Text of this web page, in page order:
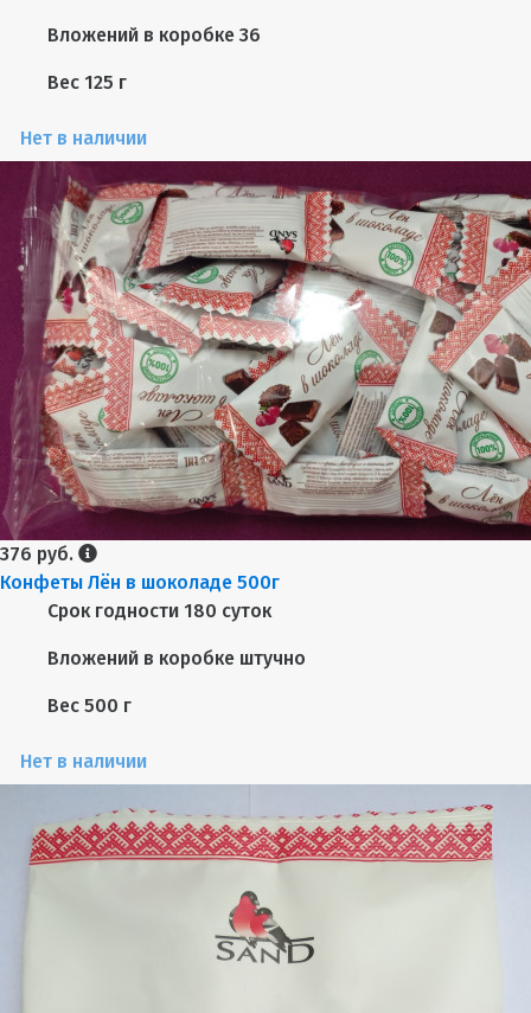
Вложений в коробке 36
Вес 125 г
Нет в наличии
376 руб.
Конфеты Лён в шоколаде 500г
Срок годности 180 суток
Вложений в коробке штучно
Вес 500 г
Нет в наличии